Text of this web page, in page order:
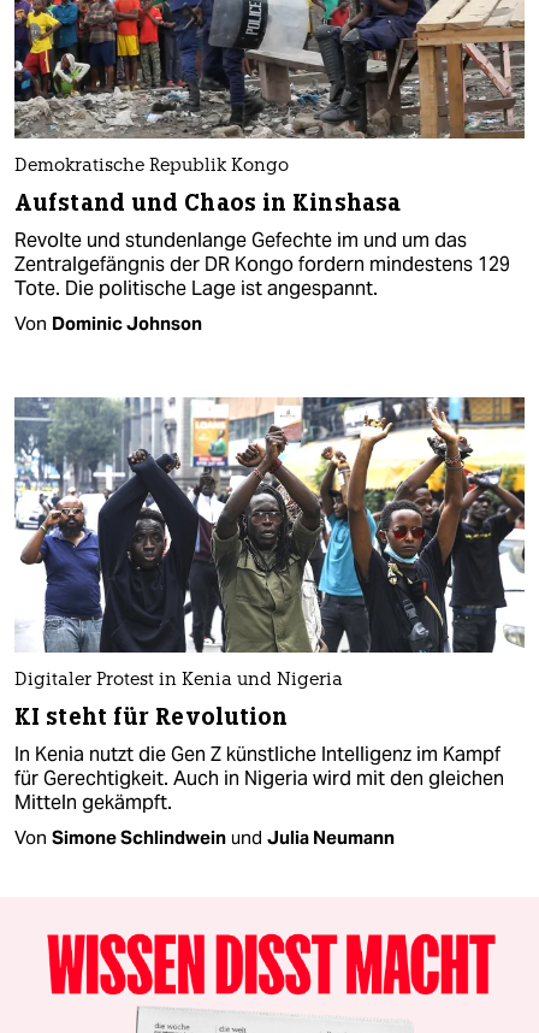
Demokratische Republik Kongo
Aufstand und Chaos in Kinshasa
Revolte und stundenlange Gefechte im und um das
Zentralgefängnis der DR Kongo fordern mindestens 129
Tote. Die politische Lage ist angespannt.
Von Dominic Johnson
Digitaler Protest in Kenia und Nigeria
KI steht für Revolution
In Kenia nutzt die Gen Z künstliche Intelligenz im Kampf
für Gerechtigkeit. Auch in Nigeria wird mit den gleichen
Mitteln gekämpft.
Von Simone Schlindwein und Julia Neumann